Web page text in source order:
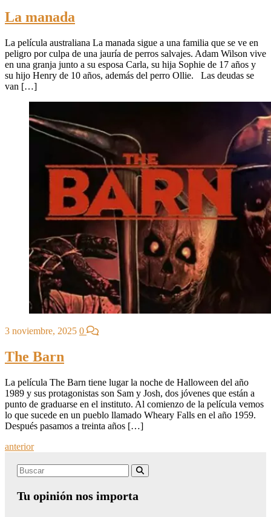
La manada
La película australiana La manada sigue a una familia que se ve en
peligro por culpa de una jauría de perros salvajes. Adam Wilson vive
en una granja junto a su esposa Carla, su hija Sophie de 17 años y
su hijo Henry de 10 años, además del perro Ollie. Las deudas se
van […]
3 noviembre, 2025 0
The Barn
La película The Barn tiene lugar la noche de Halloween del año
1989 y sus protagonistas son Sam y Josh, dos jóvenes que están a
punto de graduarse en el instituto. Al comienzo de la película vemos
lo que sucede en un pueblo llamado Wheary Falls en el año 1959.
Después pasamos a treinta años […]
Posts
navigation
anterior
Search
Tu opinión nos importa